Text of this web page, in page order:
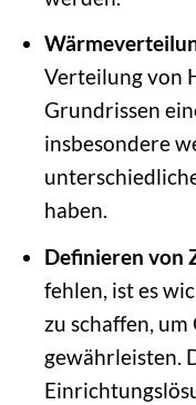
Verteilung von
Grundrissen
insbesondere
haben.
Definieren von
fehlen, ist es
zu schaffen,
gewährleisten.